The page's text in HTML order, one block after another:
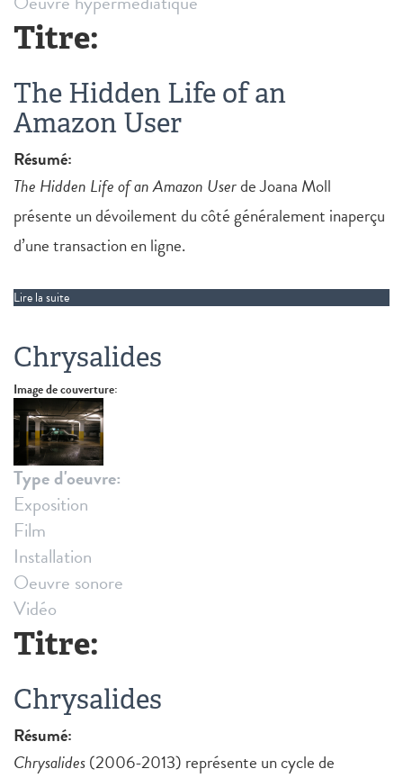
Titre:
The Hidden Life of an
Amazon User
Résumé:
The Hidden Life of an Amazon Userde Joana Moll
présente un dévoilement du côté généralement inaperçu
d’une transaction en ligne.
Lire la suite
Chrysalides
Image de couverture:
Type d'oeuvre:
Exposition
Film
Installation
Oeuvre sonore
Vidéo
Titre:
Chrysalides
Résumé:
Chrysalides(2006-2013) représente un cycle de